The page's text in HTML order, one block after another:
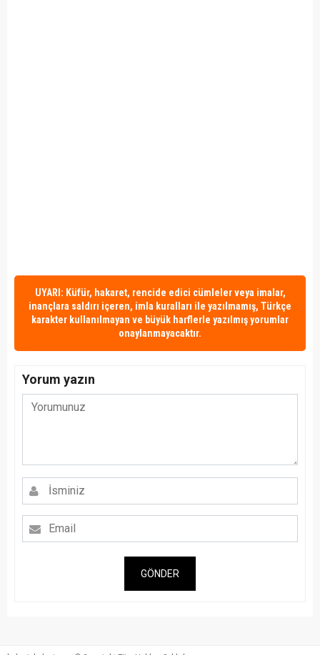
UYARI: Küfür, hakaret, rencide edici cümleler veya imalar,
inançlara saldırı içeren, imla kuralları ile yazılmamış, Türkçe
karakter kullanılmayan ve büyük harflerle yazılmış yorumlar
onaylanmayacaktır.
Yorum yazın
GÖNDER